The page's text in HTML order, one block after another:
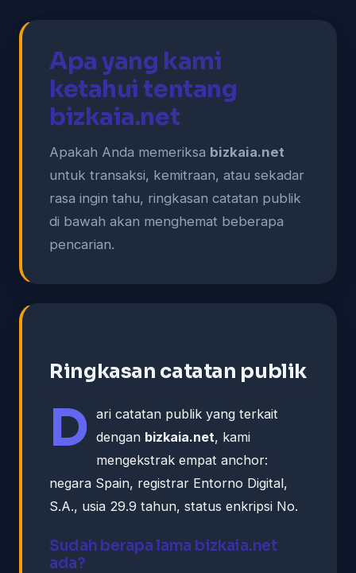
Apa yang kami
ketahui tentang
bizkaia.net
Apakah Anda memeriksa bizkaia.net
untuk transaksi, kemitraan, atau sekadar
rasa ingin tahu, ringkasan catatan publik
di bawah akan menghemat beberapa
pencarian.
Ringkasan catatan publik
D ari catatan publik yang terkait
dengan bizkaia.net, kami
mengekstrak empat anchor:
negara Spain, registrar Entorno Digital,
S.A., usia 29.9 tahun, status enkripsi No.
Sudah berapa lama bizkaia.net
ada?